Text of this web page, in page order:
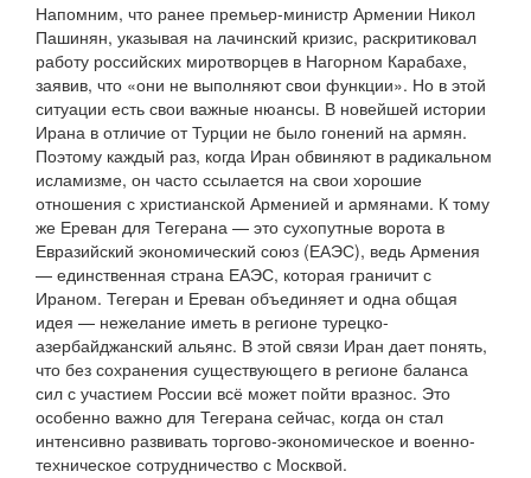
Напомним, что ранее премьер-министр Армении Никол
Пашинян, указывая на лачинский кризис, раскритиковал
работу российских миротворцев в Нагорном Карабахе,
заявив, что «они не выполняют свои функции». Но в этой
ситуации есть свои важные нюансы. В новейшей истории
Ирана в отличие от Турции не было гонений на армян.
Поэтому каждый раз, когда Иран обвиняют в радикальном
исламизме, он часто ссылается на свои хорошие
отношения с христианской Арменией и армянами. К тому
же Ереван для Тегерана — это сухопутные ворота в
Евразийский экономический союз (ЕАЭС), ведь Армения
— единственная страна ЕАЭС, которая граничит с
Ираном. Тегеран и Ереван объединяет и одна общая
идея — нежелание иметь в регионе турецко-
азербайджанский альянс. В этой связи Иран дает понять,
что без сохранения существующего в регионе баланса
сил с участием России всё может пойти вразнос. Это
особенно важно для Тегерана сейчас, когда он стал
интенсивно развивать торгово-экономическое и военно-
техническое сотрудничество с Москвой.